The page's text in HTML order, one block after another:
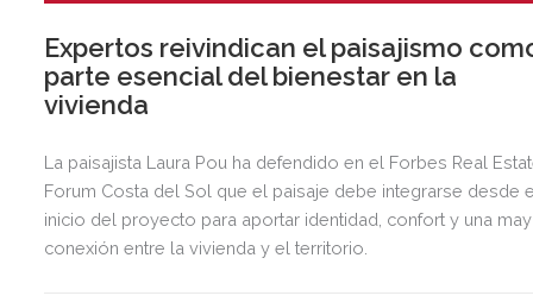
Expertos reivindican el paisajismo
parte esencial del bienestar en la
vivienda
La paisajista Laura Pou ha defendido en el Forbes Real
Forum Costa del Sol que el paisaje debe integrarse desde
inicio del proyecto para aportar identidad, confort y una
conexión entre la vivienda y el territorio.